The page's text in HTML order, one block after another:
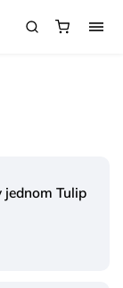
jednom Tulip